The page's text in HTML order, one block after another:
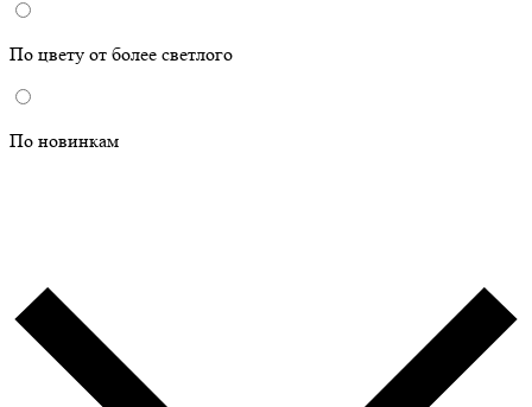
По цвету от более светлого
По новинкам